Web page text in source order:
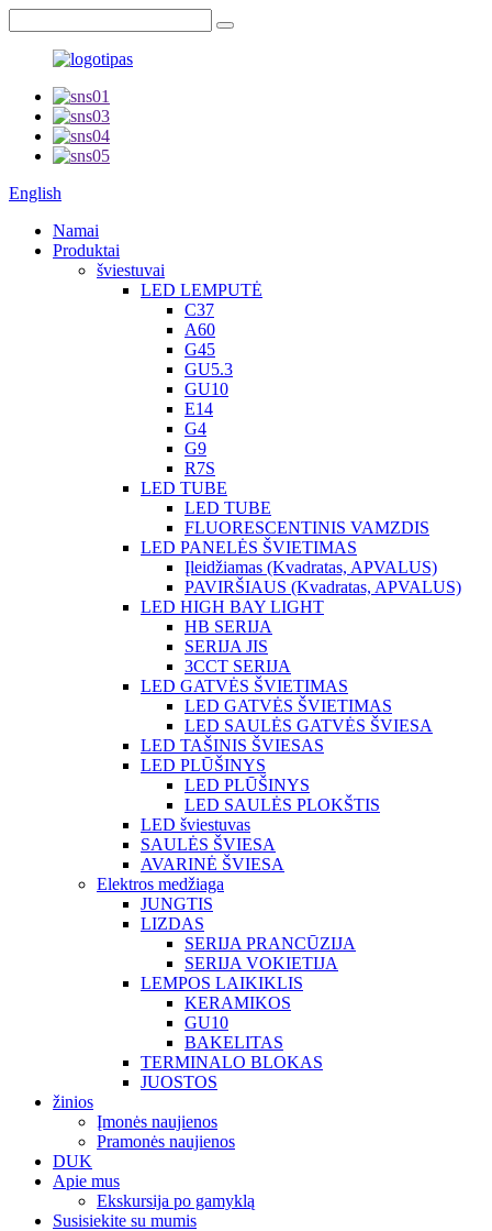
English
Namai
Produktai
šviestuvai
LED LEMPUTĖ
C37
A60
G45
GU5.3
GU10
E14
G4
G9
R7S
LED TUBE
LED TUBE
FLUORESCENTINIS VAMZDIS
LED PANELĖS ŠVIETIMAS
Įleidžiamas (Kvadratas, APVALUS)
PAVIRŠIAUS (Kvadratas, APVALUS)
LED HIGH BAY LIGHT
HB SERIJA
SERIJA JIS
3CCT SERIJA
LED GATVĖS ŠVIETIMAS
LED GATVĖS ŠVIETIMAS
LED SAULĖS GATVĖS ŠVIESA
LED TAŠINIS ŠVIESAS
LED PLŪŠINYS
LED PLŪŠINYS
LED SAULĖS PLOKŠTIS
LED šviestuvas
SAULĖS ŠVIESA
AVARINĖ ŠVIESA
Elektros medžiaga
JUNGTIS
LIZDAS
SERIJA PRANCŪZIJA
SERIJA VOKIETIJA
LEMPOS LAIKIKLIS
KERAMIKOS
GU10
BAKELITAS
TERMINALO BLOKAS
JUOSTOS
žinios
Įmonės naujienos
Pramonės naujienos
DUK
Apie mus
Ekskursija po gamyklą
Susisiekite su mumis